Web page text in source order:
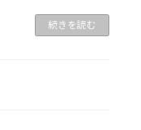
続きを読む